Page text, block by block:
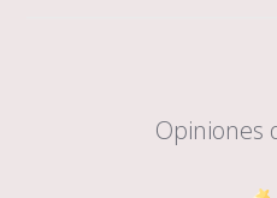
Opiniones